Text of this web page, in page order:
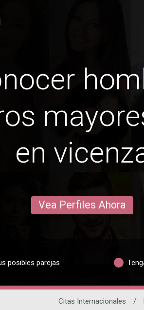
en
Vea Perfiles Ahora
posibles parejas
Citas Internacionales /